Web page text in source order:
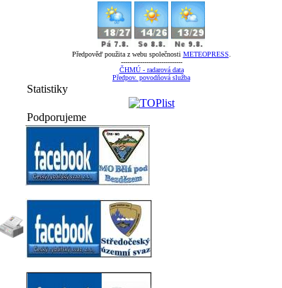
Předpověď použita z webu společnosti METEOPRESS
-----------------------------
ČHMÚ - radarová data
Předpov. povodňová služba
Statistiky
Podporujeme